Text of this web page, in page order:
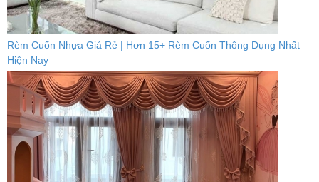
Rèm Cuốn Nhựa Giá Rẻ | Hơn 15+ Rèm Cuốn Thông Dụng Nhất
Hiện Nay